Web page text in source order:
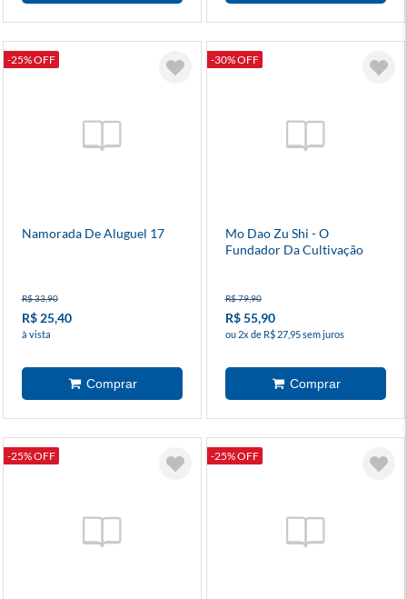
-25% OFF
Namorada De Aluguel 17
R$ 33,90
R$ 25,40
à vista
-30% OFF
Mo Dao Zu Shi - O
Fundador Da Cultivação
R$ 79,90
R$ 55,90
ou 2x de R$ 27,95 sem juros
-25% OFF -25% OFF